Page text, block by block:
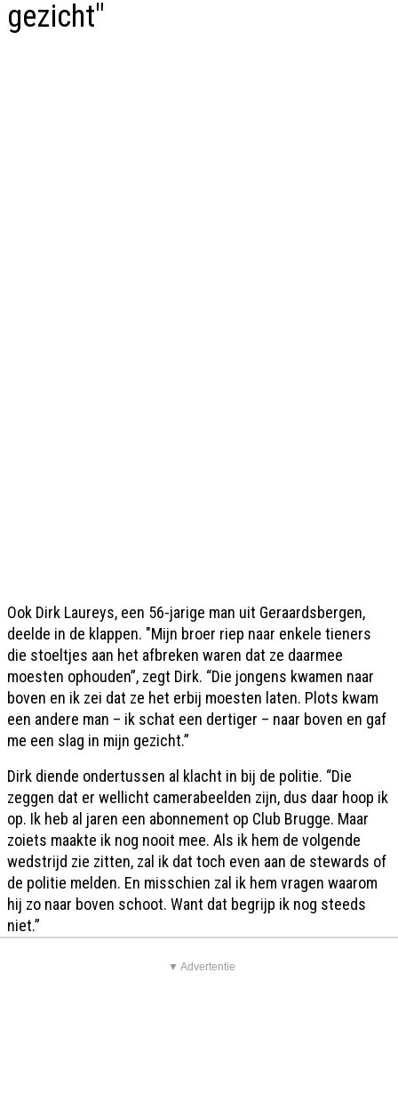
gezicht"
Ook Dirk Laureys, een 56-jarige man uit Geraardsbergen,
deelde in de klappen. "Mijn broer riep naar enkele tieners
die stoeltjes aan het afbreken waren dat ze daarmee
moesten ophouden”, zegt Dirk. “Die jongens kwamen naar
boven en ik zei dat ze het erbij moesten laten. Plots kwam
een andere man – ik schat een dertiger – naar boven en gaf
me een slag in mijn gezicht.”
Dirk diende ondertussen al klacht in bij de politie. “Die
zeggen dat er wellicht camerabeelden zijn, dus daar hoop ik
op. Ik heb al jaren een abonnement op Club Brugge. Maar
zoiets maakte ik nog nooit mee. Als ik hem de volgende
wedstrijd zie zitten, zal ik dat toch even aan de stewards of
de politie melden. En misschien zal ik hem vragen waarom
hij zo naar boven schoot. Want dat begrijp ik nog steeds
niet.”
▼ Advertentie